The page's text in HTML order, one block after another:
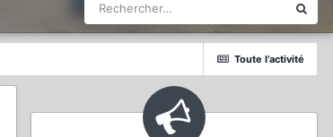
Toute l’activité